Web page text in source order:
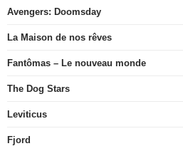
Avengers: Doomsday
La Maison de nos rêves
Fantômas – Le nouveau monde
The Dog Stars
Leviticus
Fjord